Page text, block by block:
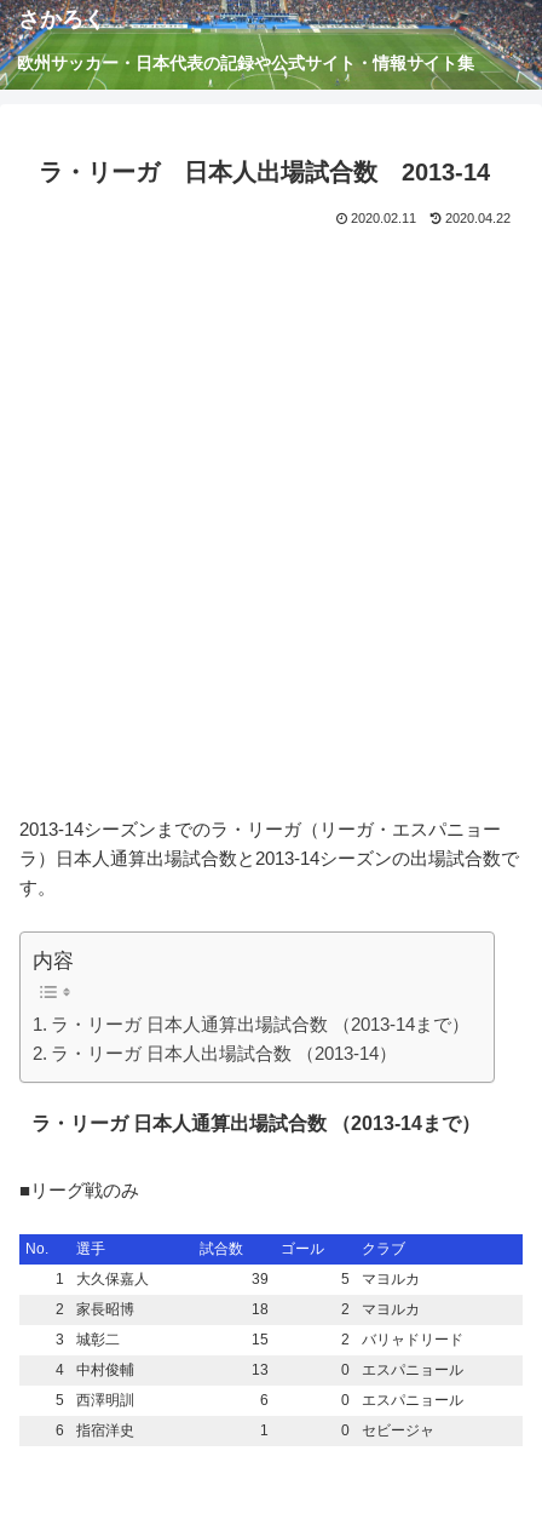
さかろく
欧州サッカー・日本代表の記録や公式サイト・情報サイト集
ラ・リーガ 日本人出場試合数 2013-14
2020.02.11 2020.04.22
2013-14シーズンまでのラ・リーガ（リーガ・エスパニョー
ラ）日本人通算出場試合数と2013-14シーズンの出場試合数で
す。
内容
ラ・リーガ 日本人通算出場試合数 （2013-14まで）
ラ・リーガ 日本人出場試合数 （2013-14）
ラ・リーガ 日本人通算出場試合数 （2013-14まで）
■リーグ戦のみ
No. 選手 試合数 ゴール
クラブ
1
大久保嘉人 39 5
マヨルカ
2
家長昭博 18 2
マヨルカ
3
城彰二 15 2
バリャドリード
4
中村俊輔 13 0
エスパニョール
5
西澤明訓 6 0
エスパニョール
6
指宿洋史 1 0 セビージャ